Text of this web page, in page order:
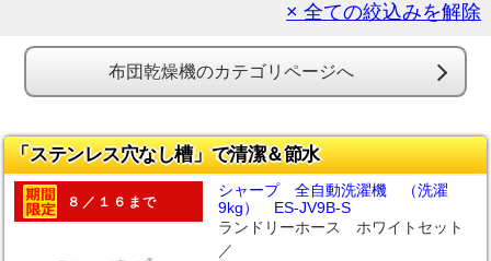
× 全ての絞込みを解除
布団乾燥機のカテゴリページへ
「ステンレス穴なし槽」で清潔＆節水
８／１６まで
シャープ 全自動洗濯機 （洗濯
9kg） ES-JV9B-S
ランドリーホース ホワイトセット
／